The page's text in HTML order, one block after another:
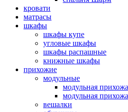
кровати
матрасы
шкафы
шкафы купе
угловые шкафы
шкафы распашные
книжные шкафы
прихожие
модульные
модульная
модульная
вешалки